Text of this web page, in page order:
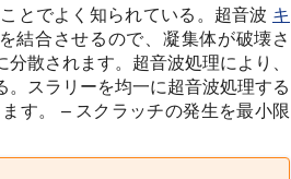
とでよく知られている。超音波 キ
結合させるので、凝集体が破壊さ
散されます。超音波処理により、
スラリーを均一に超音波処理する
す。 – スクラッチの発生を最小限